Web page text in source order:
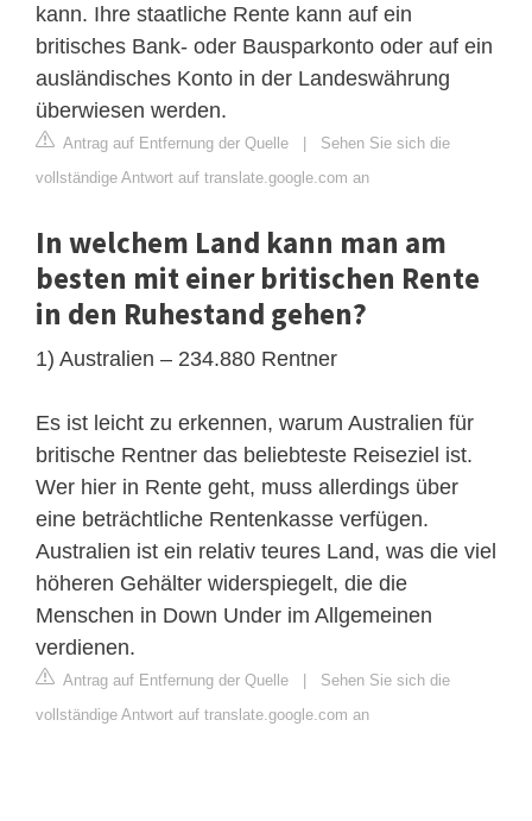
kann. Ihre staatliche Rente kann auf ein
britisches Bank- oder Bausparkonto oder auf ein
ausländisches Konto in der Landeswährung
überwiesen werden.
Antrag auf Entfernung der Quelle | Sehen Sie sich die
vollständige Antwort auf translate.google.com an
In welchem ​​Land kann man am
besten mit einer britischen Rente
in den Ruhestand gehen?
1) Australien – 234.880 Rentner
Es ist leicht zu erkennen, warum Australien für
britische Rentner das beliebteste Reiseziel ist.
Wer hier in Rente geht, muss allerdings über
eine beträchtliche Rentenkasse verfügen.
Australien ist ein relativ teures Land, was die viel
höheren Gehälter widerspiegelt, die die
Menschen in Down Under im Allgemeinen
verdienen.
Antrag auf Entfernung der Quelle | Sehen Sie sich die
vollständige Antwort auf translate.google.com an